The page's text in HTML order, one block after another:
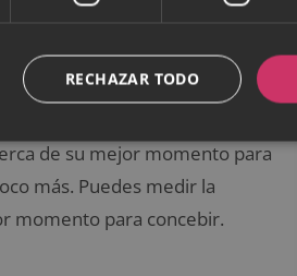
corporal.
de su mejor momento para
más. Puedes medir la
momento para concebir.
RECHAZAR TODO